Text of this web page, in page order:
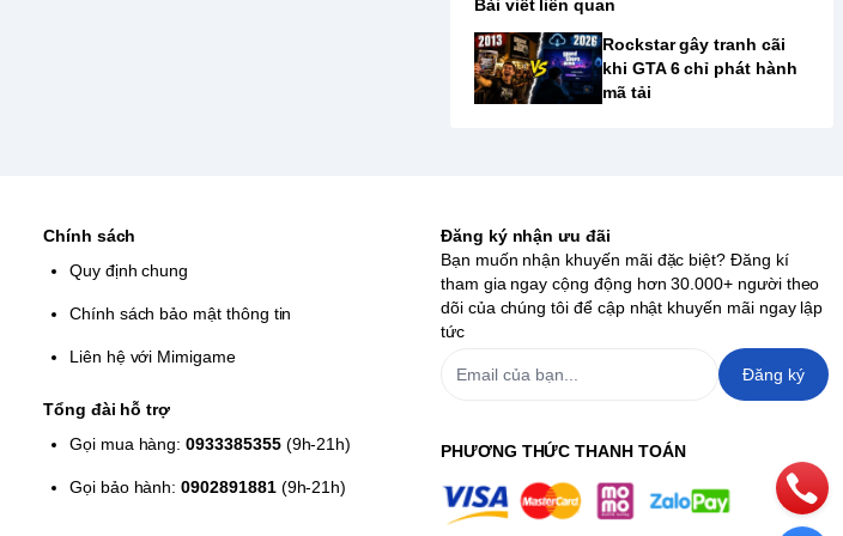
Bài viết liên quan
Rockstar gây tranh cãi
khi GTA 6 chỉ phát hành
mã tải
Chính sách
Quy định chung
Chính sách bảo mật thông tin
Liên hệ với Mimigame
Tổng đài hỗ trợ
Gọi mua hàng:0933385355(9h-21h)
Gọi bảo hành:0902891881(9h-21h)
Đăng ký nhận ưu đãi
Bạn muốn nhận khuyến mãi đặc biệt? Đăng kí
tham gia ngay cộng động hơn 30.000+ người theo
dõi của chúng tôi để cập nhật khuyến mãi ngay lập
tức
Đăng ký
PHƯƠNG THỨC THANH TOÁN